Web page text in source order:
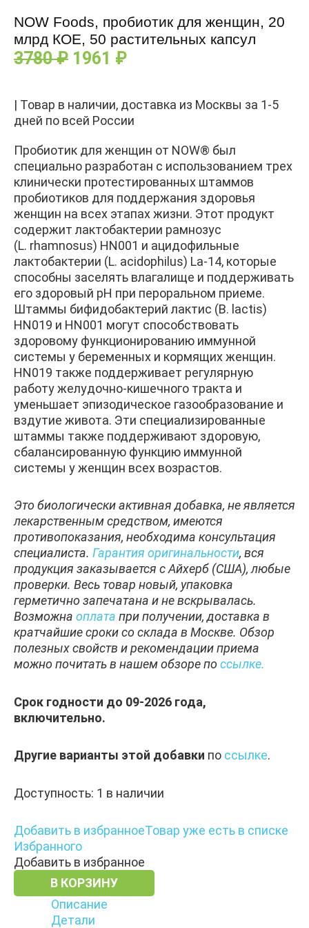
NOW Foods, пробиотик для женщин, 20
млрд КОЕ, 50 растительных капсул
3780₽ 1961 ₽
| Товар в наличии, доставка из Москвы за 1-5
дней по всей России
Пробиотик для женщин от NOW® был
специально разработан с использованием трех
клинически протестированных штаммов
пробиотиков для поддержания здоровья
женщин на всех этапах жизни. Этот продукт
содержит лактобактерии рамнозус
(L. rhamnosus) HN001 и ацидофильные
лактобактерии (L. acidophilus) La-14, которые
способны заселять влагалище и поддерживать
его здоровый рН при пероральном приеме.
Штаммы бифидобактерий лактис (B. lactis)
HN019 и HN001 могут способствовать
здоровому функционированию иммунной
системы у беременных и кормящих женщин.
HN019 также поддерживает регулярную
работу желудочно-кишечного тракта и
уменьшает эпизодическое газообразование и
вздутие живота. Эти специализированные
штаммы также поддерживают здоровую,
сбалансированную функцию иммунной
системы у женщин всех возрастов.
Это биологически активная добавка, не является
лекарственным средством, имеются
противопоказания, необходима консультация
специалиста. Гарантия оригинальности, вся
продукция заказывается с Айхерб (США), любые
проверки. Весь товар новый, упаковка
герметично запечатана и не вскрывалась.
Возможна оплата при получении, доставка в
кратчайшие сроки со склада в Москве. Обзор
полезных свойств и рекомендации приема
можно почитать в нашем обзоре по ссылке.
Срок годности до 09-2026 года,
включительно.
Другие варианты этой добавки по ссылке.
Доступность: 1 в наличии
Добавить в избранноеТовар уже есть в списке
Избранного
Добавить в избранное
В КОРЗИНУ
Описание
Детали